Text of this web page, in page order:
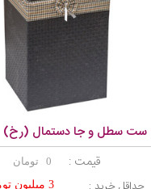
ست سطل و جا دستمال (رخ)
قیمت : 0 تومان
3 میلیون تومان